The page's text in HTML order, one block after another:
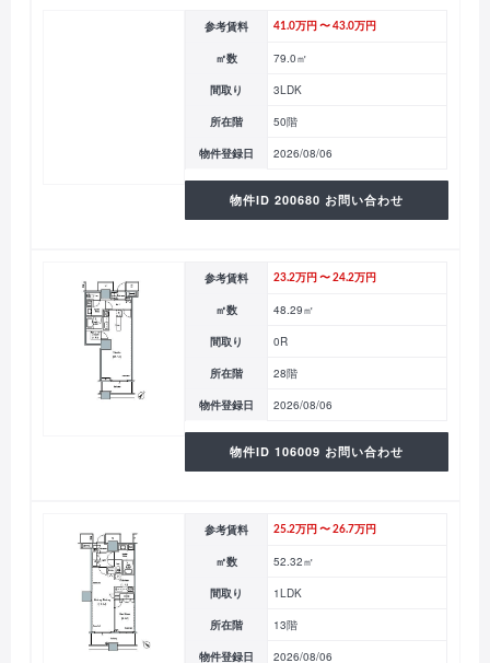
参考賃料 41.0万円 〜 43.0万円
㎡数 79.0㎡
間取り 3LDK
所在階 50階
物件登録日 2026/08/06
物件ID 200680 お問い合わせ
参考賃料 23.2万円 〜 24.2万円
㎡数 48.29㎡
間取り 0R
所在階 28階
物件登録日 2026/08/06
物件ID 106009 お問い合わせ
参考賃料 25.2万円 〜 26.7万円
㎡数 52.32㎡
間取り 1LDK
所在階 13階
物件登録日 2026/08/06